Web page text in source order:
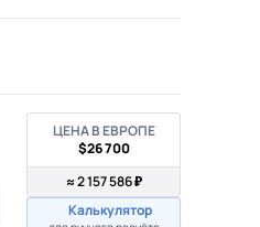
ЦЕНА В ЕВРОПЕ
$26 700
≈ 2 157 586 ₽
Калькулятор